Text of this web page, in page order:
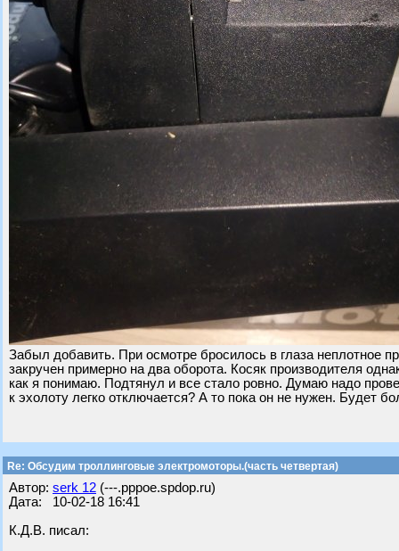
Забыл добавить. При осмотре бросилось в глаза неплотное
закручен примерно на два оборота. Косяк производителя
как я понимаю. Подтянул и все стало ровно. Думаю надо
к эхолоту легко отключается? А то пока он не нужен. Будет
Re: Обсудим троллинговые электромоторы.(часть четвертая)
Автор: serk 12 (---.pppoe.spdop.ru)
Дата: 10-02-18 16:41
К.Д.В. писал: